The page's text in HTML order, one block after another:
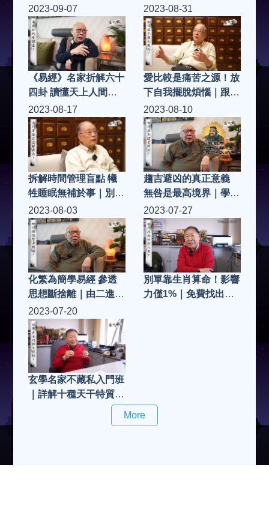
教你陰陽養生術｜別再
誤解中庸之道 正確找
出身體均衡點
這個消息｜愛情是無心
之感 為何婚姻是戀愛
墳墓？｜文化名人岑逸
飛開講 跳出三維看人
間世｜健康嗎
2023-09-07
《易經》名家折解六十
四卦 讀懂天上人間定
律｜自我提升有秘訣
只須培養一種特質｜自
甘墮落極容易 否極泰
來須修行
2023-08-31
愛比較是痛苦之源！放
下自我擺脫煩惱｜跟著
天才唐鳳學放空 忙裡
偷閒有妙處｜讀懂莊子
「天地一體」觀 改善
心靈健康
2023-08-17
拆解時間管理盲點 犧
牲睡眠無補於事｜別對
每件事有反應！學會
「無為」療癒心靈｜哲
學教授陶國璋：內心是
自由起點
2023-08-10
趨吉避凶的真正意義
無咎是最高境界｜學懂
古人智慧 改善睡眠擺
脫煩惱｜探究《易經》
哲學內涵：乾以易知
坤以簡能
2023-08-03
化繁為簡學易經 參透
思想斷捨離｜由二進制
看八卦誕生 六十四卦
有數得計｜岑逸飛詳解
卦爻結構 凶兆集中人
生什麼階段？
2023-07-27
別單靠生肖算命！影響
力僅1%｜免費找出四
2023-07-20
玄學名家不藏私入門班
｜詳解十種天干特質
善用地支避相沖鬥爭｜
萬物不離五行相生相剋
More